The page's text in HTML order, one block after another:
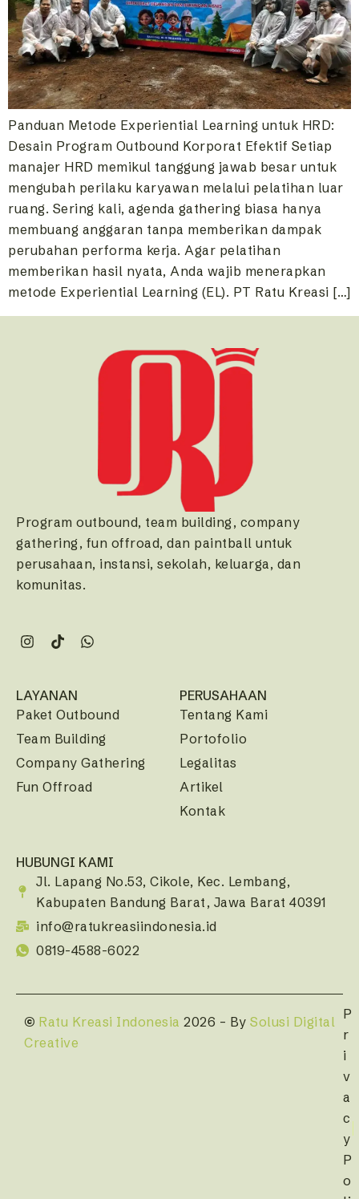
Panduan Metode Experiential Learning untuk HRD:
Desain Program Outbound Korporat Efektif Setiap
manajer HRD memikul tanggung jawab besar untuk
mengubah perilaku karyawan melalui pelatihan luar
ruang. Sering kali, agenda gathering biasa hanya
membuang anggaran tanpa memberikan dampak
perubahan performa kerja. Agar pelatihan
memberikan hasil nyata, Anda wajib menerapkan
metode Experiential Learning (EL). PT Ratu Kreasi […]
Program outbound, team building, company
gathering, fun offroad, dan paintball untuk
perusahaan, instansi, sekolah, keluarga, dan
komunitas.
LAYANAN
Paket Outbound
Team Building
Company Gathering
Fun Offroad
PERUSAHAAN
Tentang Kami
Portofolio
Legalitas
Artikel
Kontak
HUBUNGI KAMI
Jl. Lapang No.53, Cikole, Kec. Lembang,
Kabupaten Bandung Barat, Jawa Barat 40391
info@ratukreasiindonesia.id
0819-4588-6022
© Ratu Kreasi Indonesia 2026 – By Solusi Digital
Creative
P
r
i
v
a
c
y
P
o